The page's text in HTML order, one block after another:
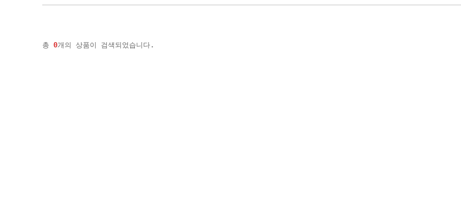
총 0개의 상품이 검색되었습니다.